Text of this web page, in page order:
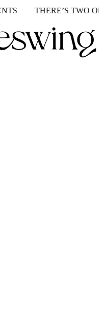
THERE’S TWO OF US - A